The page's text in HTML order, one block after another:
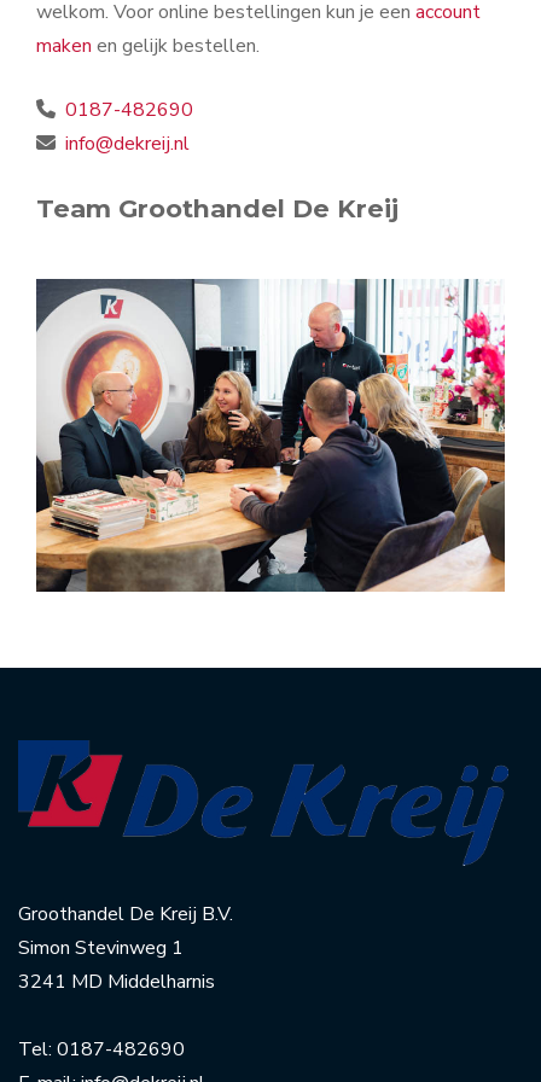
welkom. Voor online bestellingen kun je een account
maken en gelijk bestellen.
0187-482690
info@dekreij.nl
Team Groothandel De Kreij
Groothandel De Kreij B.V.
Simon Stevinweg 1
3241 MD Middelharnis
Tel: 0187-482690